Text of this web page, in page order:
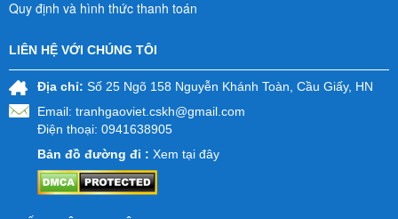
Quy định và hình thức thanh toán
LIÊN HỆ VỚI CHÚNG TÔI
Địa chỉ: Số 25 Ngõ 158 Nguyễn Khánh Toàn, Cầu Giấy, HN
Email: tranhgaoviet.cskh@gmail.com
Điện thoại: 0941638905
Bản đồ đường đi : Xem tại đây